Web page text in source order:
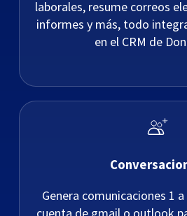
laborales, resume correos
informes y más, todo
en el CRM de
Genera comunicaciones 1
cuenta de gmail o outlook